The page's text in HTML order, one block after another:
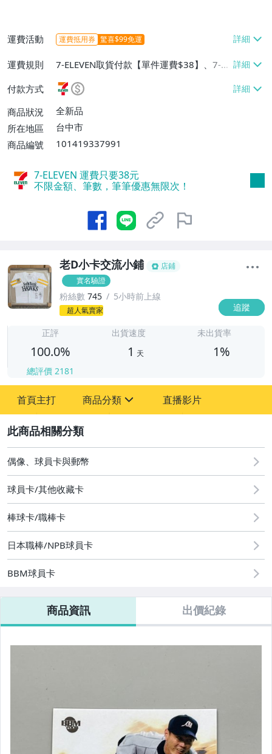
運費活動 運費抵用券 驚喜$99免運
運費規則
7-ELEVEN取貨付款【單件運費$38】、7-EL
EVEN取貨不付款【單件運費$38】、宅配/
貨運【單件運費$60、消費滿$1000免運
費】、郵局掛號【單件運費$31、滿10件或
消費滿$700免運費】、低溫配送【單件運
付款方式
商品狀況
全新品
所在地區
台中市
商品編號
101419337991
7-ELEVEN 運費只要38元
不限金額、筆數，筆筆優惠無限次！
老D小卡交流小鋪
店鋪
實名驗證
粉絲數 745 5小時前上線
超人氣賣家 追蹤
正評
100.0%
總評價 2181
出貨速度
1 天
未出貨率
1%
首頁主打 商品分類
其它
直播影片
偶像、球員卡與郵幣
球員卡/其他收藏卡
棒球卡/職棒卡
日本職棒/NPB球員卡
BBM球員卡
商品資訊 出價紀錄